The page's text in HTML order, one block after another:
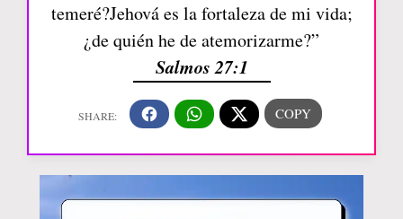
temeré?Jehová es la fortaleza de mi vida;
¿de quién he de atemorizarme?”
Salmos 27:1